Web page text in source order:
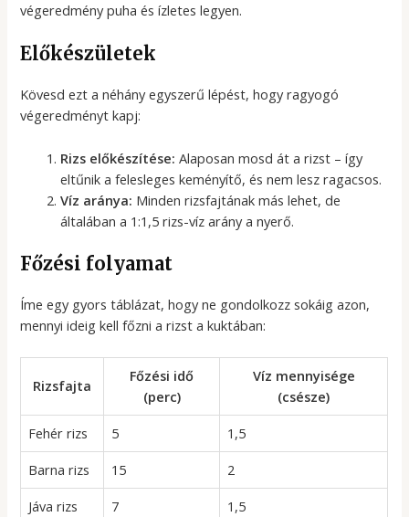
végeredmény puha és ízletes legyen.
Előkészületek
Kövesd ezt a néhány egyszerű lépést, hogy ragyogó
végeredményt kapj:
Rizs előkészítése: Alaposan mosd át a rizst – így
eltűnik a felesleges keményítő, és nem lesz ragacsos.
Víz aránya: Minden rizsfajtának más lehet, de
általában a 1:1,5 rizs-víz arány a nyerő.
Főzési folyamat
Íme egy gyors táblázat, hogy ne gondolkozz sokáig azon,
mennyi ideig kell főzni a rizst a kuktában:
Rizsfajta
Főzési idő
(perc)
Víz mennyisége
(csésze)
Fehér rizs
5
1,5
Barna rizs
15
2
Jáva rizs
7
1,5